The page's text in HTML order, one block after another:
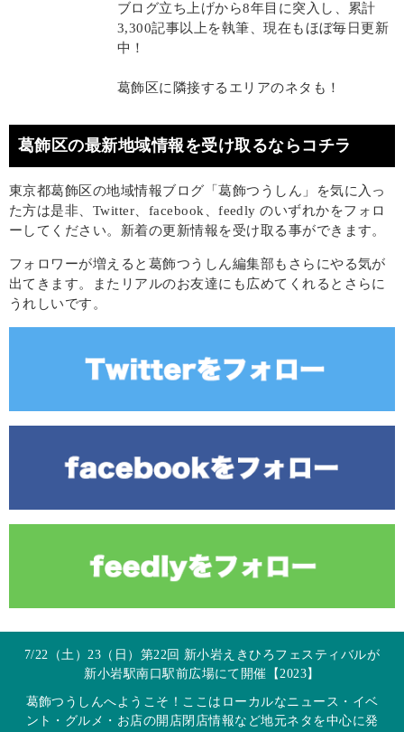
ブログ立ち上げから8年目に突入し、累計
3,300記事以上を執筆、現在もほぼ毎日更新
中！
葛飾区に隣接するエリアのネタも！
葛飾区の最新地域情報を受け取るならコチラ
東京都葛飾区の地域情報ブログ「葛飾つうしん」を気に入っ
た方は是非、Twitter、facebook、feedly のいずれかをフォロ
ーしてください。新着の更新情報を受け取る事ができます。
フォロワーが増えると葛飾つうしん編集部もさらにやる気が
出てきます。またリアルのお友達にも広めてくれるとさらに
うれしいです。
7/22（土）23（日）第22回 新小岩えきひろフェスティバルが
新小岩駅南口駅前広場にて開催【2023】
葛飾つうしんへようこそ！ここはローカルなニュース・イベ
ント・グルメ・お店の開店閉店情報など地元ネタを中心に発